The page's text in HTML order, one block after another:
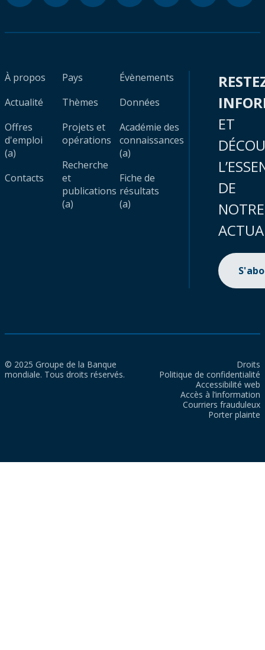
À propos
Actualité
Offres
d'emploi
(a)
Contacts
Pays
Thèmes
Projets et
opérations
Recherche
et
publications
(a)
Évènements
Données
Académie des
connaissances
(a)
Fiche de
résultats
(a)
ET
DE
NOTRE
© 2025 Groupe de la Banque
mondiale. Tous droits réservés.
Droits
Politique de confidentialité
Accessibilité web
Accès à l’information
Courriers frauduleux
Porter plainte